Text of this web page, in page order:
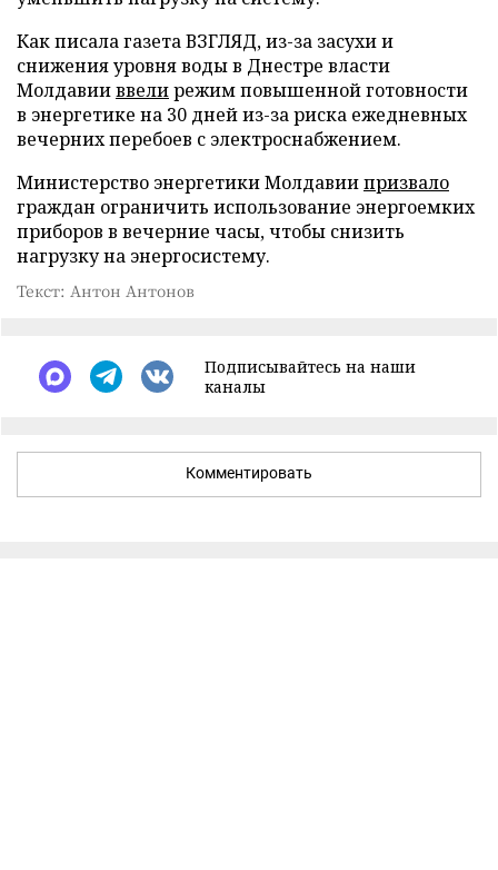
Как писала газета ВЗГЛЯД, из-за засухи и
снижения уровня воды в Днестре власти
Молдавииввелирежим повышенной готовности
в энергетике на 30 дней из-за риска ежедневных
вечерних перебоев с электроснабжением.
Министерство энергетики Молдавиипризвало
граждан ограничить использование энергоемких
приборов в вечерние часы, чтобы снизить
нагрузку на энергосистему.
Текст: Антон Антонов
Подписывайтесь на наши
каналы
Комментировать